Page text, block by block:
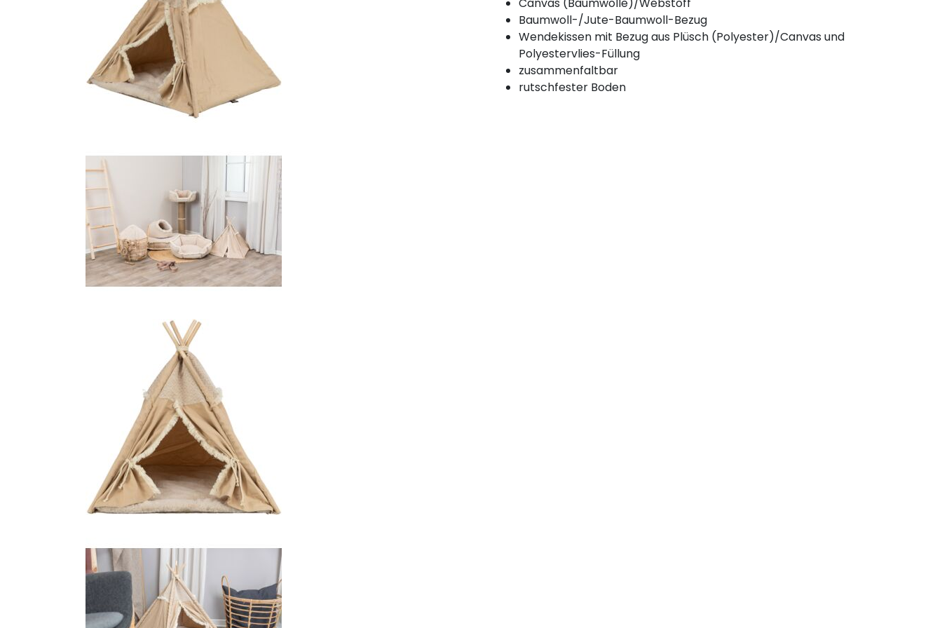
Baumwoll-/Jute-Baumwoll-Bezug
Wendekissen mit Bezug aus Plüsch (Polyester)/Canvas und
Polyestervlies-Füllung
zusammenfaltbar
rutschfester Boden